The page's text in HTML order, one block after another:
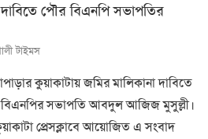
দাবিতে পৌর বিএনপি সভাপতির
টাইমস
কুয়াকাটায় জমির মালিকানা দাবিতে
সভাপতি আবদুল আজিজ মুসুল্লী।
প্রেসক্লাবে আয়োজিত এ সংবাদ